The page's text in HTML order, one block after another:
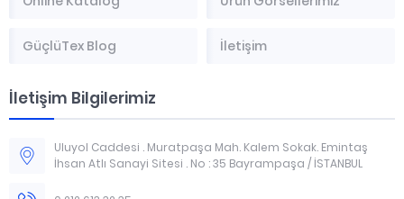
GüçlüTex Blog İletişim
İletişim Bilgilerimiz
Uluyol Caddesi . Muratpaşa Mah. Kalem Sokak. Emintaş
İhsan Atlı Sanayi Sitesi . No : 35 Bayrampaşa / İSTANBUL